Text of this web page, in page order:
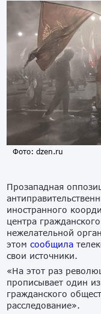
Фото: dzen.ru
Прозападная
иностранного
центра
нежелательной
этомсообщила
свои источники.
«На этот раз
прописывает один
гражданского
расследование».